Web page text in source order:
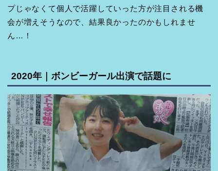
プじゃなくて個人で活躍していった方が注目される機
会が増えそうなので、結果良かったのかもしれませ
ん…！
2020年｜ボンビーガール出演で話題に